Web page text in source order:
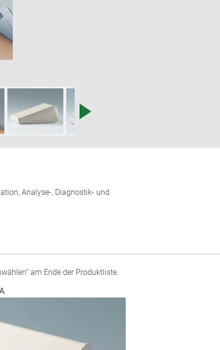
Analyse-, Diagnostik- und
am Ende der Produktliste.